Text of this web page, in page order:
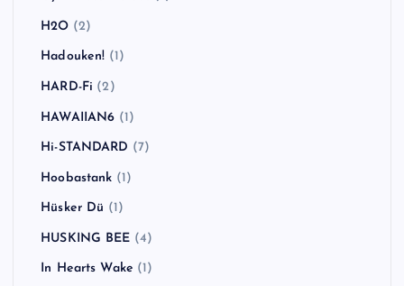
H2O (2)
Hadouken! (1)
HARD-Fi (2)
HAWAIIAN6 (1)
Hi-STANDARD (7)
Hoobastank (1)
Hüsker Dü (1)
HUSKING BEE (4)
In Hearts Wake (1)